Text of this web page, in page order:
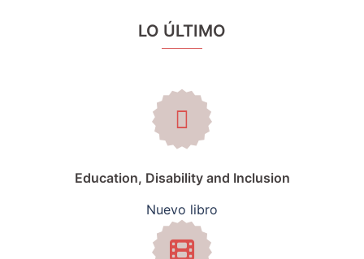
LO ÚLTIMO
Education, Disability and Inclusion
Nuevo libro